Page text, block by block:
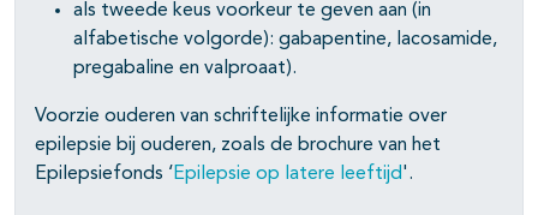
open- en dichtklappen
open- en dichtklappen
als tweede keus voorkeur te geven aan (in
alfabetische volgorde): gabapentine, lacosamide,
pregabaline en valproaat).
Voorzie ouderen van schriftelijke informatie over
epilepsie bij ouderen, zoals de brochure van het
Epilepsiefonds ‘ Epilepsie op latere leeftijd'.